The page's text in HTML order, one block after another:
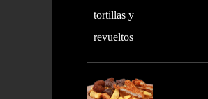
tortillas y
revueltos